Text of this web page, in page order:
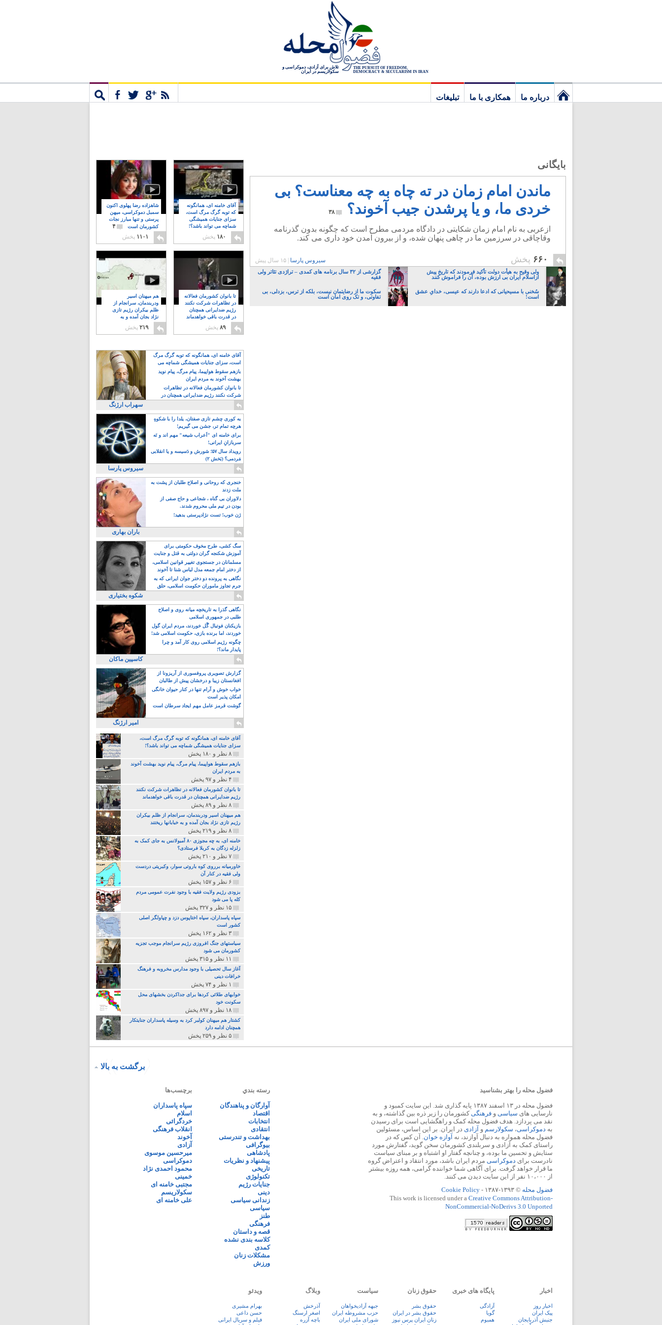
THE PURSUIT OF FREEDOM,
DEMOCRACY & SECULARISM IN IRAN
تلاش برای آزادی، دموکراسی و
سکولاریسم در ایران
درباره ما همکاری با ما
تبلیغات
بایگانی
ماندن امام زمان در ته چاه به چه معناست؟ بی
خردی ما، و یا پرشدن جیب آخوند؟
۳۸
ازعربی به نام امام زمان شکایتی در دادگاه مردمی مطرح است که چگونه بدون گذرنامه
وقاچاقی در سرزمین ما در چاهی پنهان شده، و از بیرون آمدن خود داری می کند.
۶۶۰ پخش سیروس پارسا ۱۵ سال پیش
ولی وقیح به هیأت دولت تأکید فرمودند که تاریخ پیش
ازاسلام ایران بی ارزش بوده، آن را فراموش کنند
گزارشی از ۳۲ سال برنامه های کمدی – تراژدی تئاتر ولی
فقیه
سُخنی با مسیحیانی که ادعا دارند که عیسی، خدایِ عشق
است!
سکوت ما از رضایتمان نیست، بلکه از ترس، بزدلی، بی
تفاوتی، و تک روی امان است
شاهزاده رضا پهلوی اکنون
سمبل دموکراسی، میهن
پرستی و تنها مبارز نجات
کشورمان است
۴
۱۱۰۱ پخش
آقای خامنه ای، همانگونه
که توبه گرگ مرگ است،
سزای جنایات همیشگی
شماچه می تواند باشد؟!
۸
۱۸۰ پخش
هم میهنان اسیر
ودربندمان، سرانجام از
ظلم بیکران رژیم تازی
نژاد بجان آمده و به
۲۱۹ پخش
تا بانوان کشورمان فعالانه
در تظاهرات شرکت نکنند
رژیم ضدایرانی همچنان
در قدرت باقی خواهدماند
۸
۸۹ پخش
آقای خامنه ای، همانگونه که توبه گرگ مرگ
است، سزای جنایات همیشگی شماچه می
تواند باشد؟!
بازهم سقوط هواپیما، پیام مرگ، پیام نوید
بهشت آخوند به مردم ایران
تا بانوان کشورمان فعالانه در تظاهرات
شرکت نکنند رژیم ضدایرانی همچنان در
قدرت باقی خواهدماند
سهراب ارژنگ
به کوری چشم تازی صفتان، یلدا را با شکوهِ
هرچه تمام تر، جشن می گیریم!
برای خامنه ای "اَعراب شیعه" مهم اند و نَه
سربازانِ ایرانی!
رویداد سال ۵۷؛ شورش و دَسیسه و یا انقلابی
مَردمی؟ (بَخش ۲)
سیروس پارسا
خنجری که روحانی و اصلاح طلبان از پشت به
ملت زدند
دلاوران بی گناه ، شجاعی و حاج صفی از
بودن در تیم ملی محروم شدند.
ژن خوب! تست نژادپرستی بدهید!
باران بهاری
سگ کشی، طرح مخوف حکومتی برای
آموزش شکنجه گران دولتی به قتل و جنایت
بیشتر
مسلمانان در جستجوی تغییر قوانین اسلامی،
از دختر امام جمعه مدل لباس شنا تا آخوند
مسلمان همجنسگرا!
نگاهی به پرونده دو دختر جوان ایرانی که به
جرم تجاوز ماموران حکومت اسلامی، حلق
آویز شدند!
شکوه بختیاری
نگاهی گذرا به تاریخچه میانه روی و اصلاح
طلبی در جمهوری اسلامی
بازیکنان فوتبال گًل خوردند، مردم ایران گول
خوردند، اما برنده بازی، حکومت اسلامی شد!
چگونه رژیم اسلامی روی کار آمد و چرا
پایدار ماند؟!
کاسپین ماکان
گزارش تصویری پروفسوری از آریزونا از
افغانستان زیبا و درخشان پیش از طالبان
خواب خوش و آرام تنها در کنار حیوان خانگی
امکان پذیر است
گوشت قرمز عامل مهم ایجاد سرطان است
امیر ارژنگ
آقای خامنه ای، همانگونه که توبه گرگ مرگ است،
سزای جنایات همیشگی شماچه می تواند باشد؟!
۸ نظر و ۱۸۰ پخش
بازهم سقوط هواپیما، پیام مرگ، پیام نوید بهشت آخوند
به مردم ایران
۴ نظر و ۹۷ پخش
تا بانوان کشورمان فعالانه در تظاهرات شرکت نکنند
رژیم ضدایرانی همچنان در قدرت باقی خواهدماند
۸ نظر و ۸۹ پخش
هم میهنان اسیر ودربندمان، سرانجام از ظلم بیکران
رژیم تازی نژاد بجان آمده و به خبابانها ریختند
۸ نظر و ۲۱۹ پخش
خامنه ای، به چه مجوزی ۸۰ آمبولانس به جای کمک به
زلزله زدگان به کربلا فرستادی؟
۷ نظر و ۲۱۰ پخش
خاورمیانه برروی کوه باروتی سوار، وکبریتی دردست
ولی فقیه در کنار آن
۶ نظر و ۱۵۷ پخش
بزودی رژیم ولایت فقیه با وجود نفرت عمومی مردم
کله پا می شود
۱۵ نظر و ۳۲۷ پخش
سپاه پاسداران، سپاه اختاپوس دزد و چپاولگر اصلی
کشور است
۳ نظر و ۱۶۲ پخش
سیاستهای جنگ افروزی رژیم سرانجام موجب تجزیه
کشورمان می شود
۱۱ نظر و ۳۱۵ پخش
آغاز سال تحصیلی با وجود مدارس مخروبه و فرهنگ
خرافات دینی
۱ نظر و ۷۴ پخش
خوابهای طلائی کردها برای جداکردن بخشهای محل
سکونت خود
۱۸ نظر و ۸۹۷ پخش
کشتار هم میهنان کولبر کرد به وسیله پاسداران جنایتکار
همچنان ادامه دارد
۵ نظر و ۲۵۹ پخش
برگشت به بالا
فضول محله را بهتر بشناسید
فضول محله در ۱۳ اسفند ۱۳۸۷ پایه گذاری شد. این سایت کمبود و
نارسایی های سیاسی و فرهنگیکشورمان را زیر ذره بین گذاشته، و به
نقد می پردازد. هدف فضول محله کمک و راهگشایی است برای رسیدن
به دموکراسی، سکولارسم و آزادی در ایران. بر این اساس، مسئولین
فضول محله همواره به دنبال آوازند، نه آوازه خوان. آن کس که در
راستای کمک به آزادی و سربلندی کشورمان سخن گوید، گفتارش مورد
ستایش و تحسین ما بوده، و چنانچه گفتار او اشتباه و بر مبنای سیاست
نادرست برای دموکراسی مردم ایران باشد، مورد انتقاد و اعتراض گروه
ما قرار خواهد گرفت. برای آگاهی شما خواننده گرامی، همه روزه بیشتر
از ۱۰،۰۰۰ نفر از این سایت دیدن می کنند.
فضول محله © ۱۳۹۳-۱۳۸۷ -
Cookie Policy
This work is licensed under a Creative Commons Attribution-
NonCommercial-NoDerivs 3.0 Unported
رسته بندي
آوارگان و پناهندگان
اقتصاد
انتخابات
انتقادی
بهداشت و تندرستی
بیوگرافی
پادشاهی
پیشنهاد و نظریات
تاریخی
تکنولوژی
جنایات رژیم
دینی
زندانی سیاسی
سیاسی
طنز
فرهنگی
قصه و داستان
کلاسه بندی نشده
کمدی
مشکلات زنان
ورزش
برچسب‌ها
سپاه پاسداران
اسلام
خردگرائی
انقلاب فرهنگی
آخوند
آزادی
میرحسین موسوی
دموکراسی
محمود احمدی نژاد
خمینی
مجتبی خامنه ای
سکولاریسم
علی خامنه ای
اخبار
اخبار روز
پيک ايران
جنبش آذربایجان
پایگاه های خبری
آزادگی
گویا
همبوم
حقوق زنان
حقوق بشر
حقوق بشر در ایران
زنان ايران پرس نيوز
سیاست
جبهه آزادیخواهان
حزب مشروطه ایران
شورای ملی ایران
وبلاگ
آذرخش
اصغر ارسنگ
باچه آزره
ویدئو
بهرام مشیری
حسن داعی
فيلم و سريال ايرانی